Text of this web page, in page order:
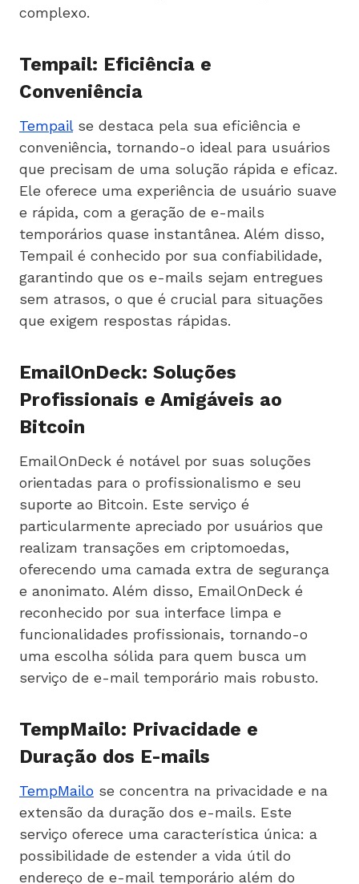
complexo.
Tempail: Eficiência e
Conveniência
Tempailse destaca pela sua eficiência e
conveniência, tornando-o ideal para usuários
que precisam de uma solução rápida e eficaz.
Ele oferece uma experiência de usuário suave
e rápida, com a geração de e-mails
temporários quase instantânea. Além disso,
Tempail é conhecido por sua confiabilidade,
garantindo que os e-mails sejam entregues
sem atrasos, o que é crucial para situações
que exigem respostas rápidas.
EmailOnDeck: Soluções
Profissionais e Amigáveis ao
Bitcoin
EmailOnDeck é notável por suas soluções
orientadas para o profissionalismo e seu
suporte ao Bitcoin. Este serviço é
particularmente apreciado por usuários que
realizam transações em criptomoedas,
oferecendo uma camada extra de segurança
e anonimato. Além disso, EmailOnDeck é
reconhecido por sua interface limpa e
funcionalidades profissionais, tornando-o
uma escolha sólida para quem busca um
serviço de e-mail temporário mais robusto.
TempMailo: Privacidade e
Duração dos E-mails
TempMailo se concentra na privacidade e na
extensão da duração dos e-mails. Este
serviço oferece uma característica única: a
possibilidade de estender a vida útil do
endereço de e-mail temporário além do